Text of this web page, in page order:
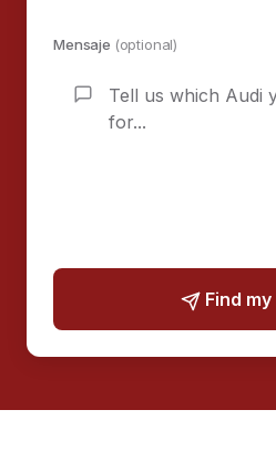
Mensaje (optional)
Find